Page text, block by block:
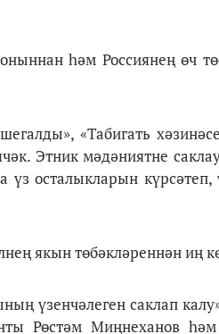
һәм Россиянең өч
«Табигать
Этник мәдәниятне
осталыкларын күрсәтеп,
якын төбәкләреннән иң
үзенчәлеген саклап
Рөстәм Миңнеханов һәм